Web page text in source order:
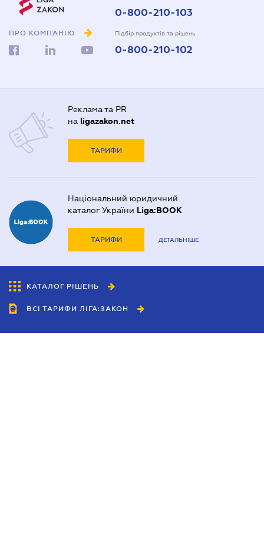
ПРО КОМПАНІЮ
0-800-210-103
Підбір продуктів та рішень
0-800-210-102
Реклама та PR
на ligazakon.net
ТАРИФИ
Національний юридичний
каталог України Liga:BOOK
ТАРИФИ ДЕТАЛЬНІШЕ
КАТАЛОГ РІШЕНЬ
ВСІ ТАРИФИ ЛІГА:ЗАКОН